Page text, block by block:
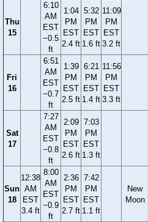
Thu
15
6:10
AM
EST
−0.5
ft
1:04
PM
EST
2.4 ft
5:32
PM
EST
1.6 ft
11:09
PM
EST
3.2 ft
Fri
16
6:51
AM
EST
−0.7
ft
1:39
PM
EST
2.5 ft
6:21
PM
EST
1.4 ft
11:56
PM
EST
3.3 ft
Sat
17
7:27
AM
EST
−0.8
ft
2:09
PM
EST
2.6 ft
7:03
PM
EST
1.3 ft
Sun
18
12:38
AM
EST
3.4 ft
8:00
AM
EST
−0.9
ft
2:36
PM
EST
2.7 ft
7:42
PM
EST
1.1 ft
New
Moon